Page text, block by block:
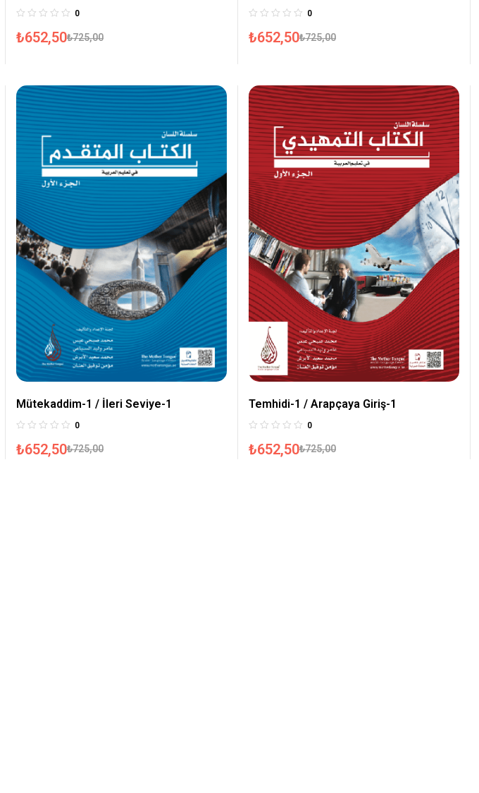
0
₺725,00
₺652,50
0
₺725,00
₺652,50
Mütekaddim-1 / İleri Seviye-1
0
₺725,00
₺652,50
Temhidi-1 / Arapçaya Giriş-1
0
₺725,00
₺652,50